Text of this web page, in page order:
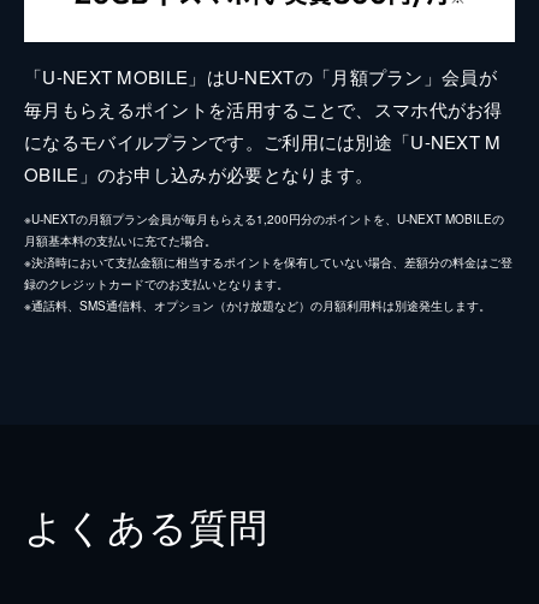
「U-NEXT MOBILE」はU-NEXTの「月額プラン」会員が
毎月もらえるポイントを活用することで、スマホ代がお得
になるモバイルプランです。ご利用には別途「U-NEXT M
OBILE」のお申し込みが必要となります。
※U-NEXTの月額プラン会員が毎月もらえる1,200円分のポイントを、U-NEXT MOBILEの
月額基本料の支払いに充てた場合。
※決済時において支払金額に相当するポイントを保有していない場合、差額分の料金はご登
録のクレジットカードでのお支払いとなります。
※通話料、SMS通信料、オプション（かけ放題など）の月額利用料は別途発生します。
よくある質問